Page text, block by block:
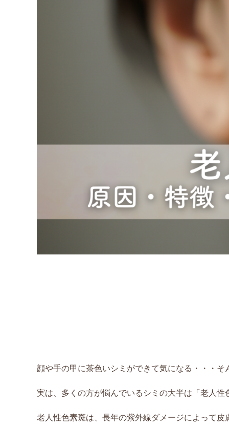
顔や手の甲に茶色いシミができて気になる・・・
実は、多くの方が悩んでいるシミの大半は「老人性
老人性色素斑は、長年の紫外線ダメージによって